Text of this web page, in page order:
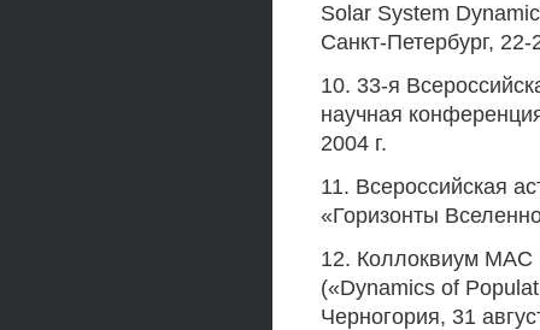
Solar System
Санкт-Петербург, 22-
10. 33-я
научная
2004 г.
11. Всероссийская
«Горизонты
12. Коллоквиум
(«Dynamics of
Черногория, 31